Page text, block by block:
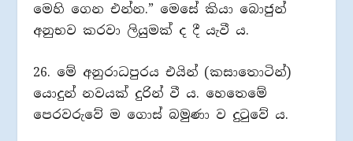
මෙහි ගෙන එන්න.” මෙසේ කියා බොජුන්
අනුභව කරවා ලියුමක් ද දී යැවී ය.
26. මේ අනුරාධපුරය එයින් (කසාතොටින්)
යොදුන් නවයක් දුරින් වී ය. හෙතෙමේ
පෙරවරුවේ ම ගොස් බමුණා ව දුටුවේ ය.